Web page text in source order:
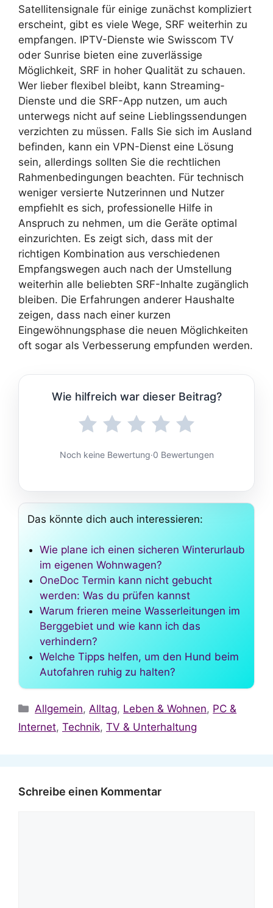
Satellitensignale für einige zunächst kompliziert
erscheint, gibt es viele Wege, SRF weiterhin zu
empfangen. IPTV-Dienste wie Swisscom TV
oder Sunrise bieten eine zuverlässige
Möglichkeit, SRF in hoher Qualität zu schauen.
Wer lieber flexibel bleibt, kann Streaming-
Dienste und die SRF-App nutzen, um auch
unterwegs nicht auf seine Lieblingssendungen
verzichten zu müssen. Falls Sie sich im Ausland
befinden, kann ein VPN-Dienst eine Lösung
sein, allerdings sollten Sie die rechtlichen
Rahmenbedingungen beachten. Für technisch
weniger versierte Nutzerinnen und Nutzer
empfiehlt es sich, professionelle Hilfe in
Anspruch zu nehmen, um die Geräte optimal
einzurichten. Es zeigt sich, dass mit der
richtigen Kombination aus verschiedenen
Empfangswegen auch nach der Umstellung
weiterhin alle beliebten SRF-Inhalte zugänglich
bleiben. Die Erfahrungen anderer Haushalte
zeigen, dass nach einer kurzen
Eingewöhnungsphase die neuen Möglichkeiten
oft sogar als Verbesserung empfunden werden.
Wie hilfreich war dieser Beitrag?
Noch keine Bewertung·0 Bewertungen
Das könnte dich auch interessieren:
Wie plane ich einen sicheren Winterurlaub
im eigenen Wohnwagen?
OneDoc Termin kann nicht gebucht
werden: Was du prüfen kannst
Warum frieren meine Wasserleitungen im
Berggebiet und wie kann ich das
verhindern?
Welche Tipps helfen, um den Hund beim
Autofahren ruhig zu halten?
Kategorien
Allgemein,Alltag, Leben & Wohnen, PC &
Internet, Technik, TV & Unterhaltung
Schreibe einen Kommentar